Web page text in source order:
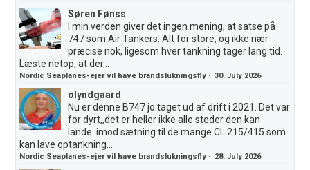
Søren Fønss
I min verden giver det ingen mening, at satse på
747 som Air Tankers. Alt for store, og ikke nær
præcise nok, ligesom hver tankning tager lang tid.
Læste netop, at der...
Nordic Seaplanes-ejer vil have brandslukningsfly ·30. July 2026
olyndgaard
Nu er denne B747 jo taget ud af drift i 2021. Det var
for dyrt,,det er heller ikke alle steder den kan
lande..imod sætning til de mange CL 215/415 som
kan lave optankning...
Nordic Seaplanes-ejer vil have brandslukningsfly · 28. July 2026